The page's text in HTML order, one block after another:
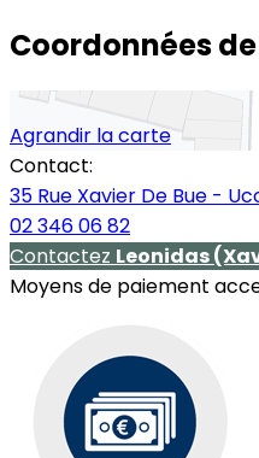
Coordonnées
Agrandir la carte
Contact:
35 Rue Xavier De Bue -
02 346 06 82
Contactez Leonidas
Moyens de paiement